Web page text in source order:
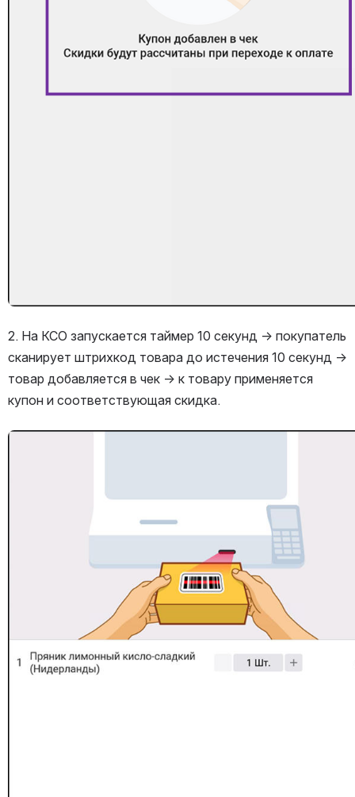
2. На КСО запускается таймер 10 секунд → покупатель
сканирует штрихкод товара до истечения 10 секунд →
товар добавляется в чек → к товару применяется
купон и соответствующая скидка.